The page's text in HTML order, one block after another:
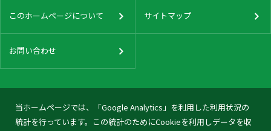
当ホームページでは、「Google Analytics」を利用した利用状況の
統計を行っています。この統計のためにCookieを利用しデータを収
このホームページについて サイトマップ
お問い合わせ